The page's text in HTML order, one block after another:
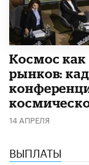
Космос
рынков:
14 АПРЕЛЯ
ВЫПЛАТЫ